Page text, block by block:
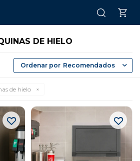
DE HIELO
Recomendados
de hielo